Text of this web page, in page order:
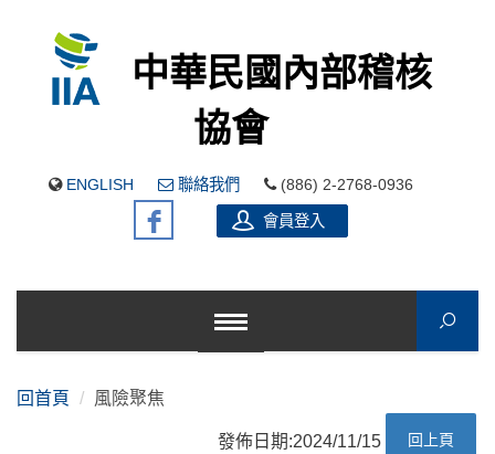
中華民國內部稽核
協會
ENGLISH 聯絡我們 (886) 2-2768-0936
會員登入
回首頁 風險聚焦
發佈日期:2024/11/15 回上頁